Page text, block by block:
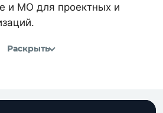
и МО для проектных и
Раскрыть